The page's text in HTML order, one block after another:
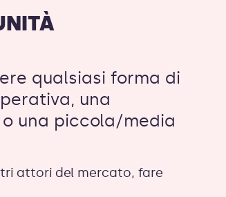
qualsiasi forma di
una
o una piccola/media
attori del mercato, fare